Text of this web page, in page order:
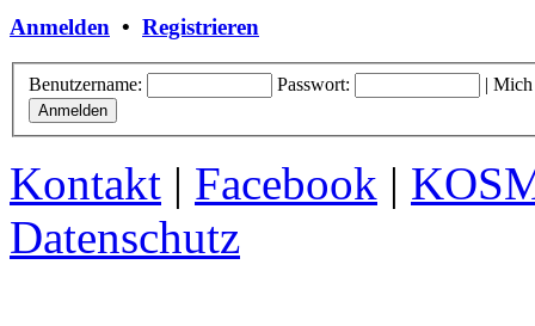
Anmelden • Registrieren
Benutzername: Passwort: | Mich
Kontakt | Facebook |
Datenschutz